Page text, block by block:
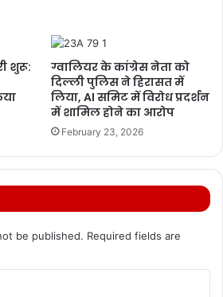
शुरू:
ग्वालियर के कांग्रेस नेता को
दिल्ली पुलिस ने हिरासत में
लिया, AI समिट में विरोध प्रदर्शन
में शामिल होने का आरोप
February 23, 2026
be published. Required fields are